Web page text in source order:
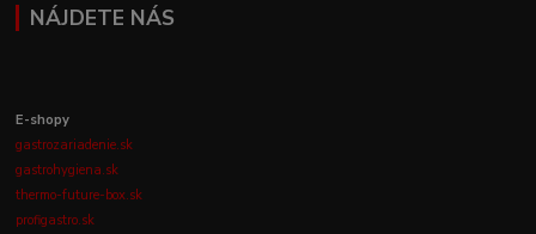
NÁJDETE NÁS
E-shopy
gastrozariadenie.sk
gastrohygiena.sk
thermo-future-box.sk
profigastro.sk